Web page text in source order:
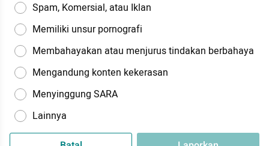
Spam, Komersial, atau Iklan
Memiliki unsur pornografi
Membahayakan atau menjurus tindakan berbahaya
Mengandung konten kekerasan
Menyinggung SARA
Lainnya